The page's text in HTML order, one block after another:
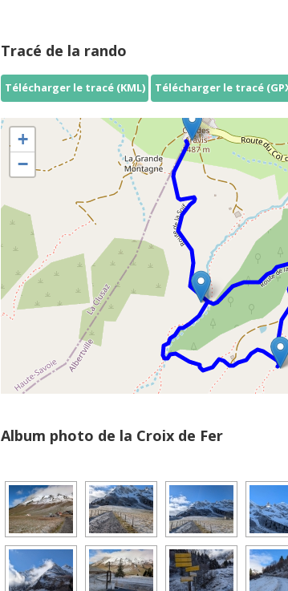
Tracé de la rando
Télécharger le tracé (KML) Télécharger le tracé
+
−
Album photo de la Croix de Fer